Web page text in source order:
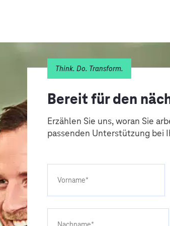
Think. Do. Transform.
Bereit für den
Erzählen Sie uns, woran Sie
passenden Unterstützung bei